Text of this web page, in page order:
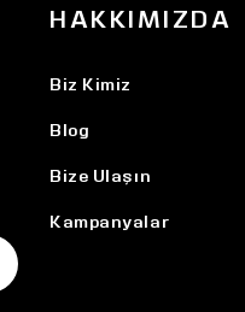
HAKKIMIZDA
Biz Kimiz
Blog
Bize Ulaşın
Kampanyalar